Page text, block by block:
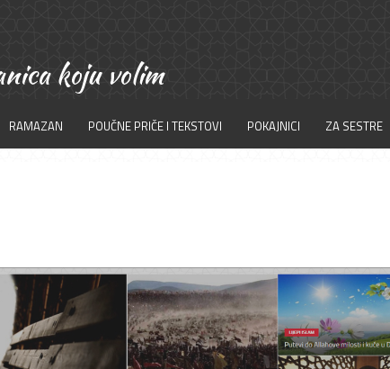
RAMAZAN POUČNE PRIČE I TEKSTOVI POKAJNICI ZA SESTRE